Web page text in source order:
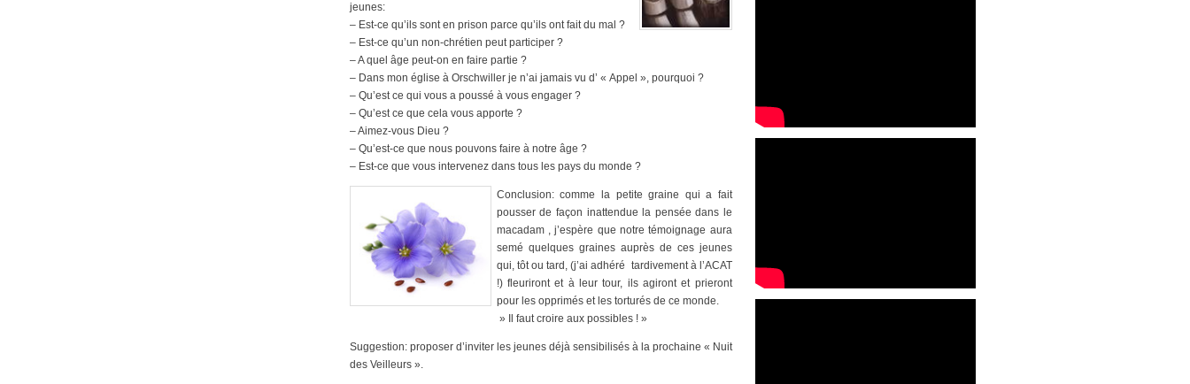
jeunes:
– Est-ce qu’ils sont en prison parce qu’ils ont fait du mal ?
– Est-ce qu’un non-chrétien peut participer ?
– A quel âge peut-on en faire partie ?
– Dans mon église à Orschwiller je n’ai jamais vu d’ « Appel », pourquoi ?
– Qu’est ce qui vous a poussé à vous engager ?
– Qu’est ce que cela vous apporte ?
– Aimez-vous Dieu ?
– Qu’est-ce que nous pouvons faire à notre âge ?
– Est-ce que vous intervenez dans tous les pays du monde ?
Conclusion: comme la petite graine qui a fait
pousser de façon inattendue la pensée dans le
macadam , j’espère que notre témoignage aura
semé quelques graines auprès de ces jeunes
qui, tôt ou tard, (j’ai adhéré tardivement à l’ACAT
!) fleuriront et à leur tour, ils agiront et prieront
pour les opprimés et les torturés de ce monde.
» Il faut croire aux possibles ! »
Suggestion: proposer d’inviter les jeunes déjà sensibilisés à la prochaine « Nuit
des Veilleurs ».